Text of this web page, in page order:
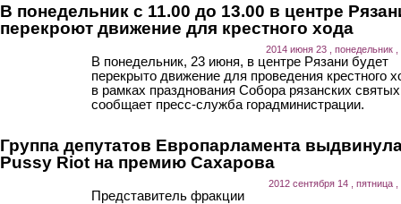
В понедельник с 11.00 до 13.00 в центре
перекроют движение для крестного хода
2014 июня 23 , понедельник ,
В понедельник, 23 июня, в центре Рязани будет
перекрыто движение для проведения крестного
в рамках празднования Собора рязанских
сообщает пресс-служба горадминистрации.
Группа депутатов Европарламента
Pussy Riot на премию Сахарова
2012 сентября 14 , пятница ,
Представитель фракции